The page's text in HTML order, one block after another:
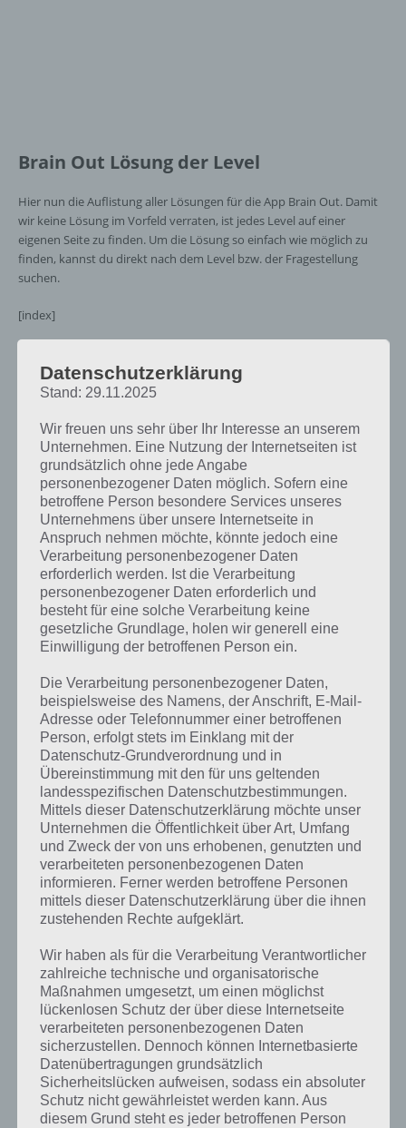
Brain Out Lösung der Level
Hier nun die Auflistung aller Lösungen für die App Brain Out. Damit
wir keine Lösung im Vorfeld verraten, ist jedes Level auf einer
eigenen Seite zu finden. Um die Lösung so einfach wie möglich zu
finden, kannst du direkt nach dem Level bzw. der Fragestellung
suchen.
[index]
Lösung für alle Level schnell finden
oder die Fragestellung ein. Sofort wird dir ein Link angezeigt. Auf der
neuen Seite findest du die Erklärung in Schriftform und als Video. So
kann es nicht passieren, dass du bereits die Lösung für das nächste
Level siehst.
Einträge anzeigen
Suchen:
Brain
Out
Lösung
Frage
Lösung
von Brain
Out Level 1
Level 2
Wie viele Enten?
Out Level 2
Level 3
Wer ist der Größte?
Zur Lösung
von Brain
Out Level 3
Level 4
Kannst du den Unterschied
herausfinden?
von Brain
Out Level 4
Level 5
Erstelle ein Rechteck
von Brain
Out Level 5
Level 6
Wie viele Dreiecke gibt es in einem
Pentagramm?
Zur Lösung
von Brain
Level 7
Finde das größte Feuer
von Brain
Out Level 7
Level 8
Wie lautet die Nummer unter dem Zur Lösung
Datenschutzerklärung
Stand: 29.11.2025
Wir freuen uns sehr über Ihr Interesse an unserem
Unternehmen. Eine Nutzung der Internetseiten ist
grundsätzlich ohne jede Angabe
personenbezogener Daten möglich. Sofern eine
betroffene Person besondere Services unseres
Unternehmens über unsere Internetseite in
Anspruch nehmen möchte, könnte jedoch eine
Verarbeitung personenbezogener Daten
erforderlich werden. Ist die Verarbeitung
personenbezogener Daten erforderlich und
besteht für eine solche Verarbeitung keine
gesetzliche Grundlage, holen wir generell eine
Einwilligung der betroffenen Person ein.
Die Verarbeitung personenbezogener Daten,
beispielsweise des Namens, der Anschrift, E-Mail-
Adresse oder Telefonnummer einer betroffenen
Person, erfolgt stets im Einklang mit der
Datenschutz-Grundverordnung und in
Übereinstimmung mit den für uns geltenden
landesspezifischen Datenschutzbestimmungen.
Mittels dieser Datenschutzerklärung möchte unser
Unternehmen die Öffentlichkeit über Art, Umfang
und Zweck der von uns erhobenen, genutzten und
verarbeiteten personenbezogenen Daten
informieren. Ferner werden betroffene Personen
mittels dieser Datenschutzerklärung über die ihnen
zustehenden Rechte aufgeklärt.
Wir haben als für die Verarbeitung Verantwortlicher
zahlreiche technische und organisatorische
Maßnahmen umgesetzt, um einen möglichst
lückenlosen Schutz der über diese Internetseite
verarbeiteten personenbezogenen Daten
sicherzustellen. Dennoch können Internetbasierte
Datenübertragungen grundsätzlich
Sicherheitslücken aufweisen, sodass ein absoluter
Schutz nicht gewährleistet werden kann. Aus
diesem Grund steht es jeder betroffenen Person